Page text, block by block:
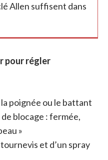
Allen suffisent dans
pour régler
poignée ou le battant
blocage : fermée,
»
et d’un spray